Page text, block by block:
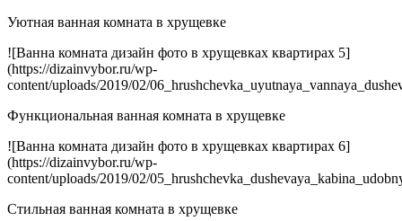
Уютная ванная комната в хрущевке
![Ванна комната дизайн фото в хрущевках квартирах 5]
(https://dizainvybor.ru/wp-
content/uploads/2019/02/
Функциональная ванная комната в хрущевке
![Ванна комната дизайн фото в хрущевках квартирах 6]
(https://dizainvybor.ru/wp-
content/uploads/2019/02/
Стильная ванная комната в хрущевке